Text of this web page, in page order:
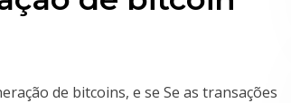
de bitcoins, e se Se as transações